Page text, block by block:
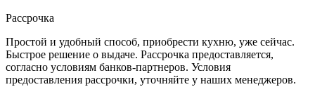
Рассрочка
Простой и удобный способ, приобрести кухню, уже сейчас.
Быстрое решение о выдаче. Рассрочка предоставляется,
согласно условиям банков-партнеров. Условия
предоставления рассрочки, уточняйте у наших менеджеров.